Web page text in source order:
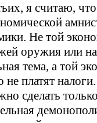
я считаю,
Не той
оружия или
тема, а той
не платят
сделать